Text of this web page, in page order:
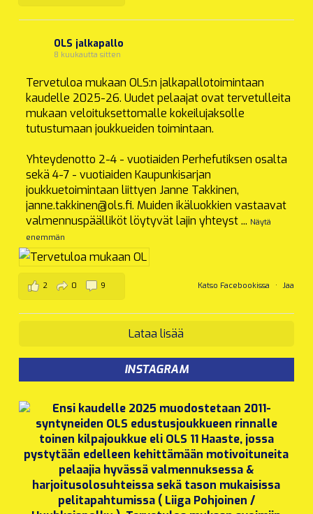
OLS jalkapallo
8 kuukautta sitten
Tervetuloa mukaan OLS:n jalkapallotoimintaan
kaudelle 2025-26. Uudet pelaajat ovat tervetulleita
mukaan veloituksettomalle kokeilujaksolle
tutustumaan joukkueiden toimintaan.
Yhteydenotto 2-4 - vuotiaiden Perhefutiksen osalta
sekä 4-7 - vuotiaiden Kaupunkisarjan
joukkuetoimintaan liittyen Janne Takkinen,
janne.takkinen@ols.fi. Muiden ikäluokkien vastaavat
valmennuspäälliköt löytyvät lajin yhteyst... Näytä
enemmän
Katso Facebookissa · Jaa
2 0 9
Lataa lisää
INSTAGRAM